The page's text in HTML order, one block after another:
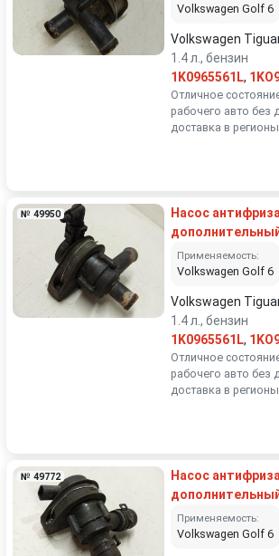
Volkswagen Golf 6
Volkswagen
1.4 л., бензин
1K0965561L,
Отличное
рабочего авто без
доставка в
№ 49950
Насос антифриза
Применяемость:
Volkswagen Golf 6
Volkswagen
1.4 л., бензин
1K0965561L,
Отличное
рабочего авто без
доставка в
№ 49772
Насос антифриза
Применяемость:
Volkswagen Golf 6